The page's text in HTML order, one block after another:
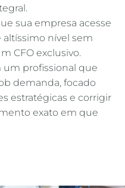
sua empresa acesse
nível sem
CFO exclusivo.
um profissional que
demanda, focado
estratégicas e corrigir
exato em que